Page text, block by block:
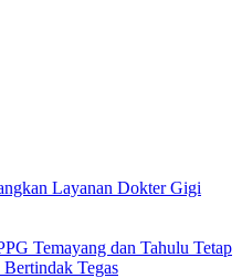
Layanan Dokter Gigi
Temayang dan Tahulu Tetap
Tegas